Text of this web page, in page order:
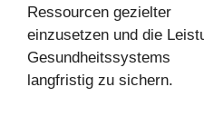
Ressourcen gezielter
einzusetzen und die
Gesundheitssystems
langfristig zu sichern.